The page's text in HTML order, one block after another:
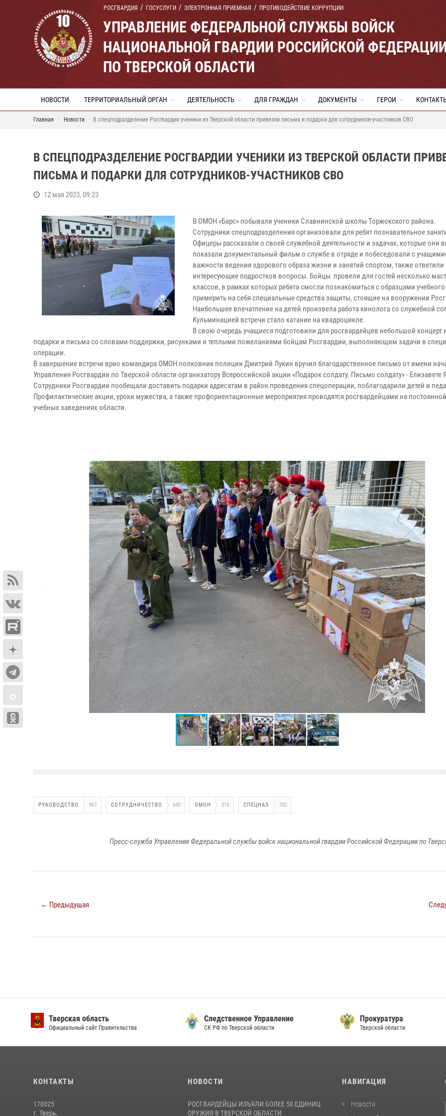
РОСГВАРДИЯ ГОСУСЛУГИ ЭЛЕКТРОННАЯ ПРИЕМНАЯ ПРОТИВОДЕЙСТВИЕ КОРРУПЦИИ
УПРАВЛЕНИЕ ФЕДЕРАЛЬНОЙ СЛУЖБЫ ВОЙСК
НАЦИОНАЛЬНОЙ ГВАРДИИ РОССИЙСКОЙ
ПО ТВЕРСКОЙ ОБЛАСТИ
НОВОСТИ ТЕРРИТОРИАЛЬНЫЙ ОРГАН ДЕЯТЕЛЬНОСТЬ ДЛЯ ГРАЖДАН ДОКУМЕНТЫ ГЕРОИ
Главная Новости В спецподразделение Росгвардии ученики из Тверской области привезли письма и подарки для сотрудников-участников СВО
В СПЕЦПОДРАЗДЕЛЕНИЕ РОСГВАРДИИ УЧЕНИКИ ИЗ ТВЕРСКОЙ ОБЛАСТИ
ПИСЬМА И ПОДАРКИ ДЛЯ СОТРУДНИКОВ-УЧАСТНИКОВ СВО
12 мая 2023, 09:23
В ОМОН «Барс» побывали ученики Славнинской школы Торжокского района.
Сотрудники спецподразделения организовали для ребят познавательное
Офицеры рассказали о своей служебной деятельности и задачах, которые они
показали документальный фильм о службе в отряде и побеседовали с
важности ведения здорового образа жизни и занятий спортом, также ответили
интересующие подростков вопросы. Бойцы провели для гостей несколько
классов, в рамках которых ребята смогли познакомиться с образцами
примерить на себя специальные средства защиты, стоящие на вооружении
Наибольшее впечатление на детей произвела работа кинолога со служебной
Кульминацией встречи стало катание на квадроцикле.
В свою очередь учащиеся подготовили для росгвардейцев небольшой концерт
подарки и письма со словами поддержки, рисунками и теплыми пожеланиями бойцам Росгвардии, выполняющим задачи в
операции.
В завершение встречи врио командира ОМОН полковник полиции Дмитрий Лукин вручил благодарственное письмо от имени
Управления Росгвардии по Тверской области организатору Всероссийской акции «Подарок солдату. Письмо солдату» - Елизавете
Сотрудники Росгвардии пообещали доставить подарки адресатам в район проведения спецоперации, поблагодарили детей и
Профилактические акции, уроки мужества, а также профориентационные мероприятия проводятся росгвардейцами на
учебных заведениях области.
РУКОВОДСТВО 867 СОТРУДНИЧЕСТВО 650 ОМОН 319 СПЕЦНАЗ 332
Пресс-служба Управления Федеральной службы войск национальной гвардии Российской Федерации по
← Предыдущая
Тверская область
Официальный сайт Правительства
Следственное Управление
СК РФ по Тверской области
Прокуратура
Тверской области
КОНТАКТЫ
170025
г. Тверь,
НОВОСТИ
РОСГВАРДЕЙЦЫ ИЗЪЯЛИ БОЛЕЕ 50 ЕДИНИЦ
ОРУЖИЯ В ТВЕРСКОЙ ОБЛАСТИ
НАВИГАЦИЯ
Новости